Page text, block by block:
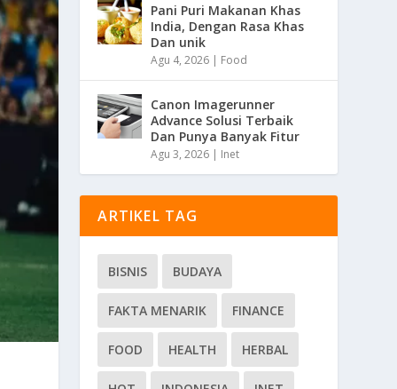
Pani Puri Makanan Khas
India, Dengan Rasa Khas
Dan unik
Agu 4, 2026 | Food
Canon Imagerunner
Advance Solusi Terbaik
Dan Punya Banyak Fitur
Agu 3, 2026 | Inet
ARTIKEL TAG
BISNIS BUDAYA
FAKTA MENARIK FINANCE
FOOD HEALTH HERBAL